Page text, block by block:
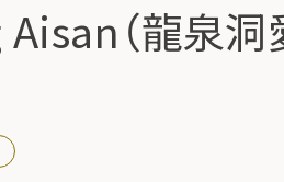
（龍泉洞